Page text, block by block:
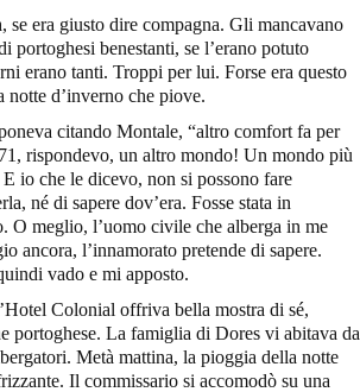
se era giusto dire compagna. Gli mancavano
benestanti, se l’erano potuto
erano tanti. Troppi per lui. Forse era questo
notte d’inverno che piove.
citando Montale, “altro comfort fa per
rispondevo, un altro mondo! Un mondo più
io che le dicevo, non si possono fare
né di sapere dov’era. Fosse stata in
O meglio, l’uomo civile che alberga in me
ancora, l’innamorato pretende di sapere.
vado e mi apposto.
Colonial offriva bella mostra di sé,
portoghese. La famiglia di Dores vi abitava da
Metà mattina, la pioggia della notte
Il commissario si accomodò su una